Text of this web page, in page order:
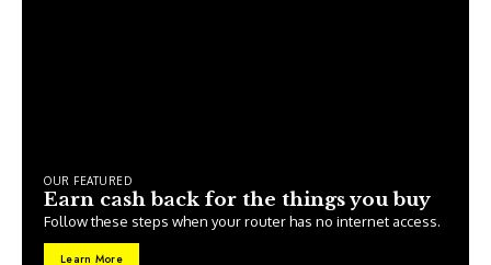
OUR FEATURED
Earn cash back for the things you buy
Follow these steps when your router has no internet access.
Learn More